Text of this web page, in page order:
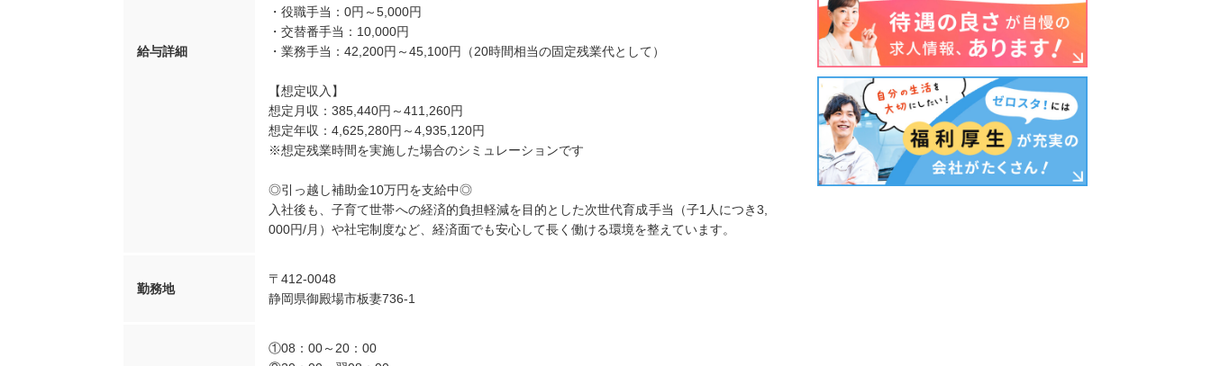
給与詳細
・役職手当：0円～5,000円
・交替番手当：10,000円
・業務手当：42,200円～45,100円（20時間相当の固定残業代として）
【想定収入】
想定月収：385,440円～411,260円
想定年収：4,625,280円～4,935,120円
※想定残業時間を実施した場合のシミュレーションです
◎引っ越し補助金10万円を支給中◎
入社後も、子育て世帯への経済的負担軽減を目的とした次世代育成手当（子1人につき3,
000円/月）や社宅制度など、経済面でも安心して長く働ける環境を整えています。
勤務地
〒412-0048
静岡県御殿場市板妻736-1
①08：00～20：00